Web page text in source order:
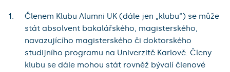
Členem Klubu Alumni UK (dále jen „klubu“) se může
stát absolvent bakalářského, magisterského,
navazujícího magisterského či doktorského
studijního programu na Univerzitě Karlově. Členy
klubu se dále mohou stát rovněž bývalí členové